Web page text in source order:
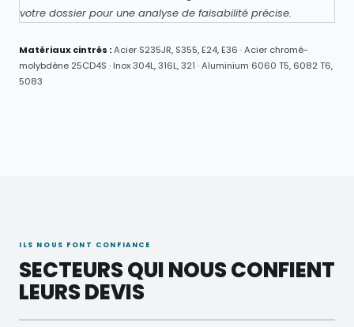
votre dossier pour une analyse de faisabilité précise.
Matériaux cintrés :Acier S235JR, S355, E24, E36 · Acier chromé-
molybdène 25CD4S · Inox 304L, 316L, 321 · Aluminium 6060 T5, 6082 T6,
5083
ILS NOUS FONT CONFIANCE
SECTEURS QUI NOUS CONFIENT
LEURS DEVIS